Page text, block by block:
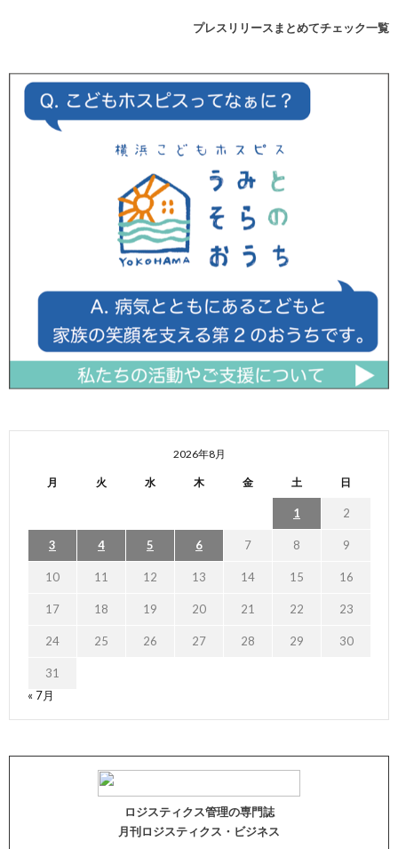
プレスリリースまとめてチェック一覧
2026年8月
月 火 水 木 金 土 日
1 2
3 4 5 6 7 8 9
10 11 12 13 14 15 16
17 18 19 20 21 22 23
24 25 26 27 28 29 30
31
« 7月
ロジスティクス管理の専門誌
月刊ロジスティクス・ビジネス